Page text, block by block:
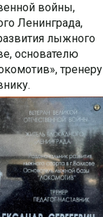
войны,
Ленинграда,
лыжного
основателю
тренеру